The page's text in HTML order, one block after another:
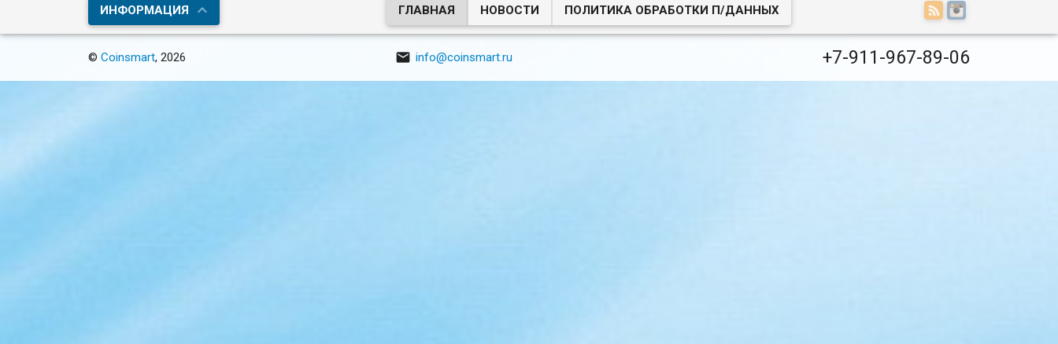
ИНФОРМАЦИЯ ГЛАВНАЯ НОВОСТИ ПОЛИТИКА ОБРАБОТКИ П/ДАННЫХ
©Coinsmart, 2026  info@coinsmart.ru +7-911-967-89-06